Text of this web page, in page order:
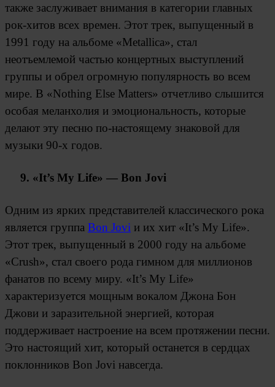
также заслуживает внимания в категории главных
рок-хитов всех времен. Этот трек, выпущенный в
1991 году на альбоме «Metallica», стал
неотъемлемой частью концертных выступлений
группы и обрел огромную популярность во всем
мире. В «Nothing Else Matters» отчетливо слышится
особая меланхолия и эмоциональность, которые
делают эту песню по-настоящему знаковой для
музыки 90-х годов.
9. «It’s My Life» — Bon Jovi
Одним из ярких представителей классического рока
является группа Bon Jovi и их хит «It’s My Life».
Этот трек, выпущенный в 2000 году на альбоме
«Crush», стал своего рода гимном для миллионов
фанатов по всему миру. «It’s My Life»
характеризуется мощным вокалом Джона Бон
Джови и заразительной энергией, которая
поддерживает настроение на всем протяжении песни.
Это настоящий хит, который останется в сердцах
поклонников Bon Jovi навсегда.